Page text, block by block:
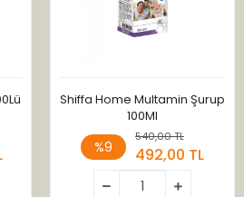
Shiffa Home Multamin Şurup
100Ml
%9
540,00 TL
492,00 TL